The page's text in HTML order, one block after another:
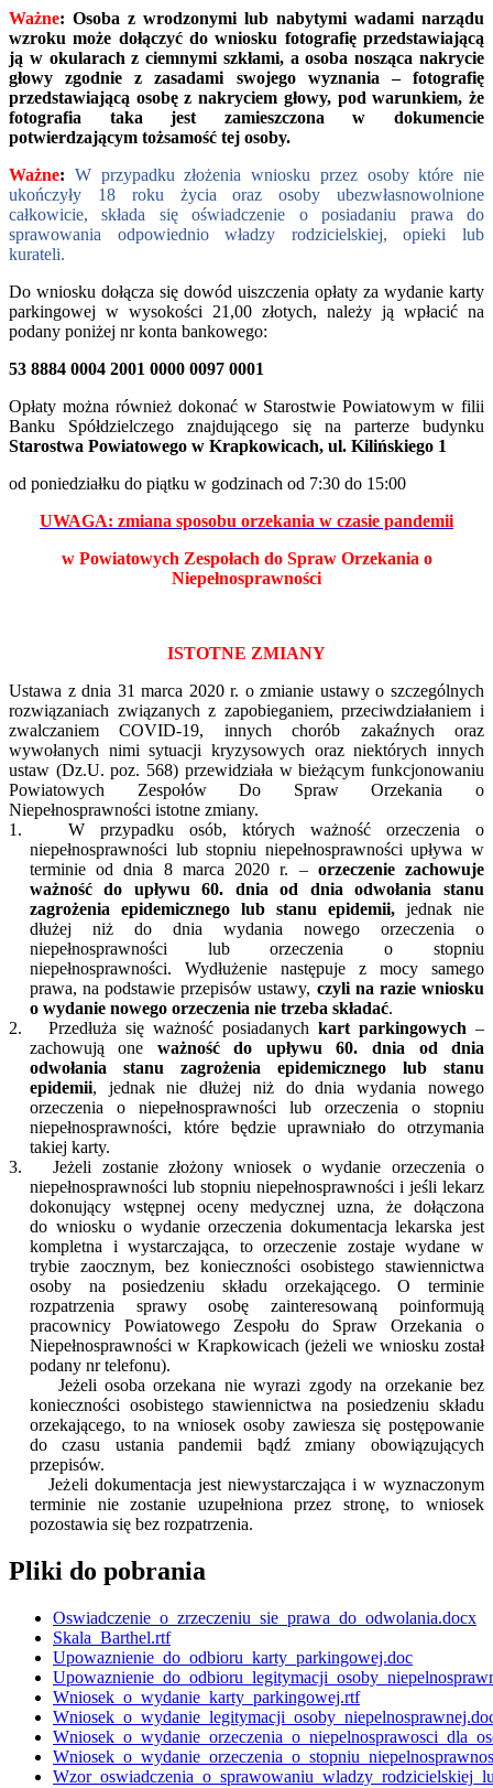
Ważne: Osoba z wrodzonymi lub nabytymi wadami narządu
wzroku może dołączyć do wniosku fotografię przedstawiającą
ją w okularach z ciemnymi szkłami, a osoba nosząca nakrycie
głowy zgodnie z zasadami swojego wyznania – fotografię
przedstawiającą osobę z nakryciem głowy, pod warunkiem, że
fotografia taka jest zamieszczona w dokumencie
potwierdzającym tożsamość tej osoby.
Ważne: W przypadku złożenia wniosku przez osoby które nie
ukończyły 18 roku życia oraz osoby ubezwłasnowolnione
całkowicie, składa się oświadczenie o posiadaniu prawa do
sprawowania odpowiednio władzy rodzicielskiej, opieki lub
kurateli.
Do wniosku dołącza się dowód uiszczenia opłaty za wydanie karty
parkingowej w wysokości 21,00 złotych, należy ją wpłacić na
podany poniżej nr konta bankowego:
53 8884 0004 2001 0000 0097 0001
Opłaty można również dokonać w Starostwie Powiatowym w filii
Banku Spółdzielczego znajdującego się na parterze budynku
Starostwa Powiatowego w Krapkowicach, ul. Kilińskiego 1
od poniedziałku do piątku w godzinach od 7:30 do 15:00
UWAGA: zmiana sposobu orzekania w czasie pandemii
w Powiatowych Zespołach do Spraw Orzekania o
Niepełnosprawności
ISTOTNE ZMIANY
Ustawa z dnia 31 marca 2020 r. o zmianie ustawy o szczególnych
rozwiązaniach związanych z zapobieganiem, przeciwdziałaniem i
zwalczaniem COVID-19, innych chorób zakaźnych oraz
wywołanych nimi sytuacji kryzysowych oraz niektórych innych
ustaw (Dz.U. poz. 568) przewidziała w bieżącym funkcjonowaniu
Powiatowych Zespołów Do Spraw Orzekania o
Niepełnosprawności istotne zmiany.
1. W przypadku osób, których ważność orzeczenia o
niepełnosprawności lub stopniu niepełnosprawności upływa w
terminie od dnia 8 marca 2020 r. – orzeczenie zachowuje
ważność do upływu 60. dnia od dnia odwołania stanu
zagrożenia epidemicznego lub stanu epidemii, jednak nie
dłużej niż do dnia wydania nowego orzeczenia o
niepełnosprawności lub orzeczenia o stopniu
niepełnosprawności. Wydłużenie następuje z mocy samego
prawa, na podstawie przepisów ustawy, czyli na razie wniosku
o wydanie nowego orzeczenia nie trzeba składać.
2. Przedłuża się ważność posiadanych kart parkingowych –
zachowują one ważność do upływu 60. dnia od dnia
odwołania stanu zagrożenia epidemicznego lub stanu
epidemii, jednak nie dłużej niż do dnia wydania nowego
orzeczenia o niepełnosprawności lub orzeczenia o stopniu
niepełnosprawności, które będzie uprawniało do otrzymania
takiej karty.
3. Jeżeli zostanie złożony wniosek o wydanie orzeczenia o
niepełnosprawności lub stopniu niepełnosprawności i jeśli lekarz
dokonujący wstępnej oceny medycznej uzna, że dołączona
do wniosku o wydanie orzeczenia dokumentacja lekarska jest
kompletna i wystarczająca, to orzeczenie zostaje wydane w
trybie zaocznym, bez konieczności osobistego stawiennictwa
osoby na posiedzeniu składu orzekającego. O terminie
rozpatrzenia sprawy osobę zainteresowaną poinformują
pracownicy Powiatowego Zespołu do Spraw Orzekania o
Niepełnosprawności w Krapkowicach (jeżeli we wniosku został
podany nr telefonu).
Jeżeli osoba orzekana nie wyrazi zgody na orzekanie bez
konieczności osobistego stawiennictwa na posiedzeniu składu
orzekającego, to na wniosek osoby zawiesza się postępowanie
do czasu ustania pandemii bądź zmiany obowiązujących
przepisów.
Jeżeli dokumentacja jest niewystarczająca i w wyznaczonym
terminie nie zostanie uzupełniona przez stronę, to wniosek
pozostawia się bez rozpatrzenia.
Pliki do pobrania
Oswiadczenie_o_zrzeczeniu_sie_prawa_do_odwolania.docx
Skala_Barthel.rtf
Upowaznienie_do_odbioru_karty_parkingowej.doc
Wniosek_o_wydanie_karty_parkingowej.rtf